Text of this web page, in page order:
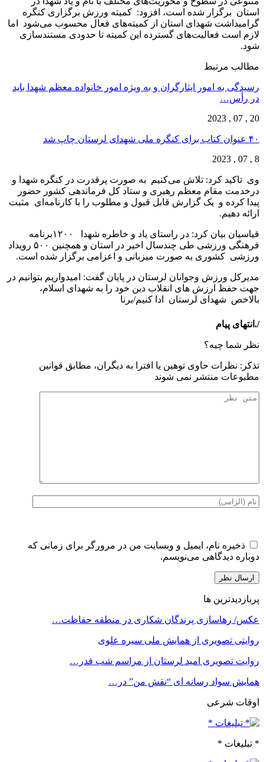
استان برگزار شده است، افزود: کمیته ورزش برگزاری کنگره
گرامیداشت شهدای استان از کمیته‌های فعال محسوب می‌شود اما
لازم است فعالیت‌های گسترده این کمیته تا حدودی مستندسازی
شود.
مطالب مرتبط
رسیدگی به امور ایثارگران و به ویژه امور خانواده معظم شهدا باید
در رأس…
20 , 07 , 2023
۴۰ عنوان کتاب برای کنگره ملی شهدای لرستان چاپ شد
8 , 07 , 2023
وی تاکید کرد: تلاش می‌کنیم به صورت پرقدرت در کنگره شهدا و
درخدمت مقام معظم رهبری و ستاد کل فرماندهی کشور حضور
پیدا کرده و یک گزارش قابل قبول و مطلوب را با کارنامه‌ای مثبت
ارائه دهیم.
قیاسیان بیان کرد: در راستای یاد و خاطره شهدا ۱۲۰۰برنامه
فرهنگی ورزشی طی چندسال اخیر در استان و همچنین ۵۰۰ رویداد
ورزشی کشوری به صورت میزبانی و اعزامی برگزار شده است.
مدیرکل ورزش وجوانان لرستان در پایان گفت: امیدواریم بتوانیم در
جهت حفظ ارزش های انقلاب دین خود را به شهدای اسلام،
بالاخص شهدای لرستان ادا کنیم/برنا
/.انتهای پیام
نظر شما چیه؟
تذكر: نظرات حاوی توهين يا افترا به ديگران، مطابق قوانين
مطبوعات منتشر نمی شوند
ذخیره نام، ایمیل و وبسایت من در مرورگر برای زمانی که
دوباره دیدگاهی می‌نویسم.
پربازدیدترین ها
عکس/ رهاسازی پرندگان شکاری در منطقه حفاظت…
روایتی تصویری از همایش ملی سیره علوی
روایت تصویری امید لرستان از مراسم شب قدر…
همایش سواد رسانه ای “نقش من” در…
اوقات شرعی
* تبلیغات *